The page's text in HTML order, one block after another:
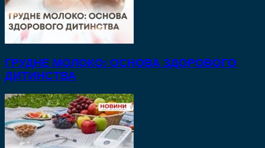
ГРУДНЕ МОЛОКО: ОСНОВА ЗДОРОВОГО
ДИТИНСТВА